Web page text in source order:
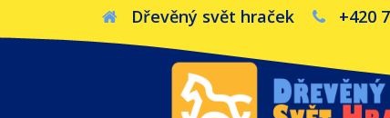
Dřevěný svět hraček +420